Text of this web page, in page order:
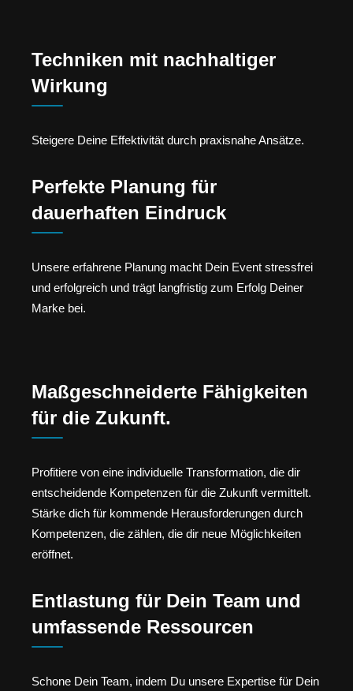
Techniken mit nachhaltiger
Wirkung
Steigere Deine Effektivität durch praxisnahe Ansätze.
Perfekte Planung für
dauerhaften Eindruck
Unsere erfahrene Planung macht Dein Event stressfrei
und erfolgreich und trägt langfristig zum Erfolg Deiner
Marke bei.
Maßgeschneiderte Fähigkeiten
für die Zukunft.
Profitiere von eine individuelle Transformation, die dir
entscheidende Kompetenzen für die Zukunft vermittelt.
Stärke dich für kommende Herausforderungen durch
Kompetenzen, die zählen, die dir neue Möglichkeiten
eröffnet.
Entlastung für Dein Team und
umfassende Ressourcen
Schone Dein Team, indem Du unsere Expertise für Dein